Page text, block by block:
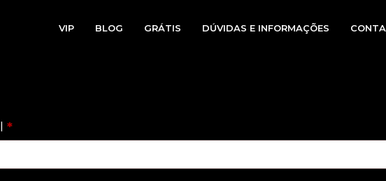
VIP BLOG GRÁTIS DÚVIDAS E INFORMAÇÕES
*Obrigatório